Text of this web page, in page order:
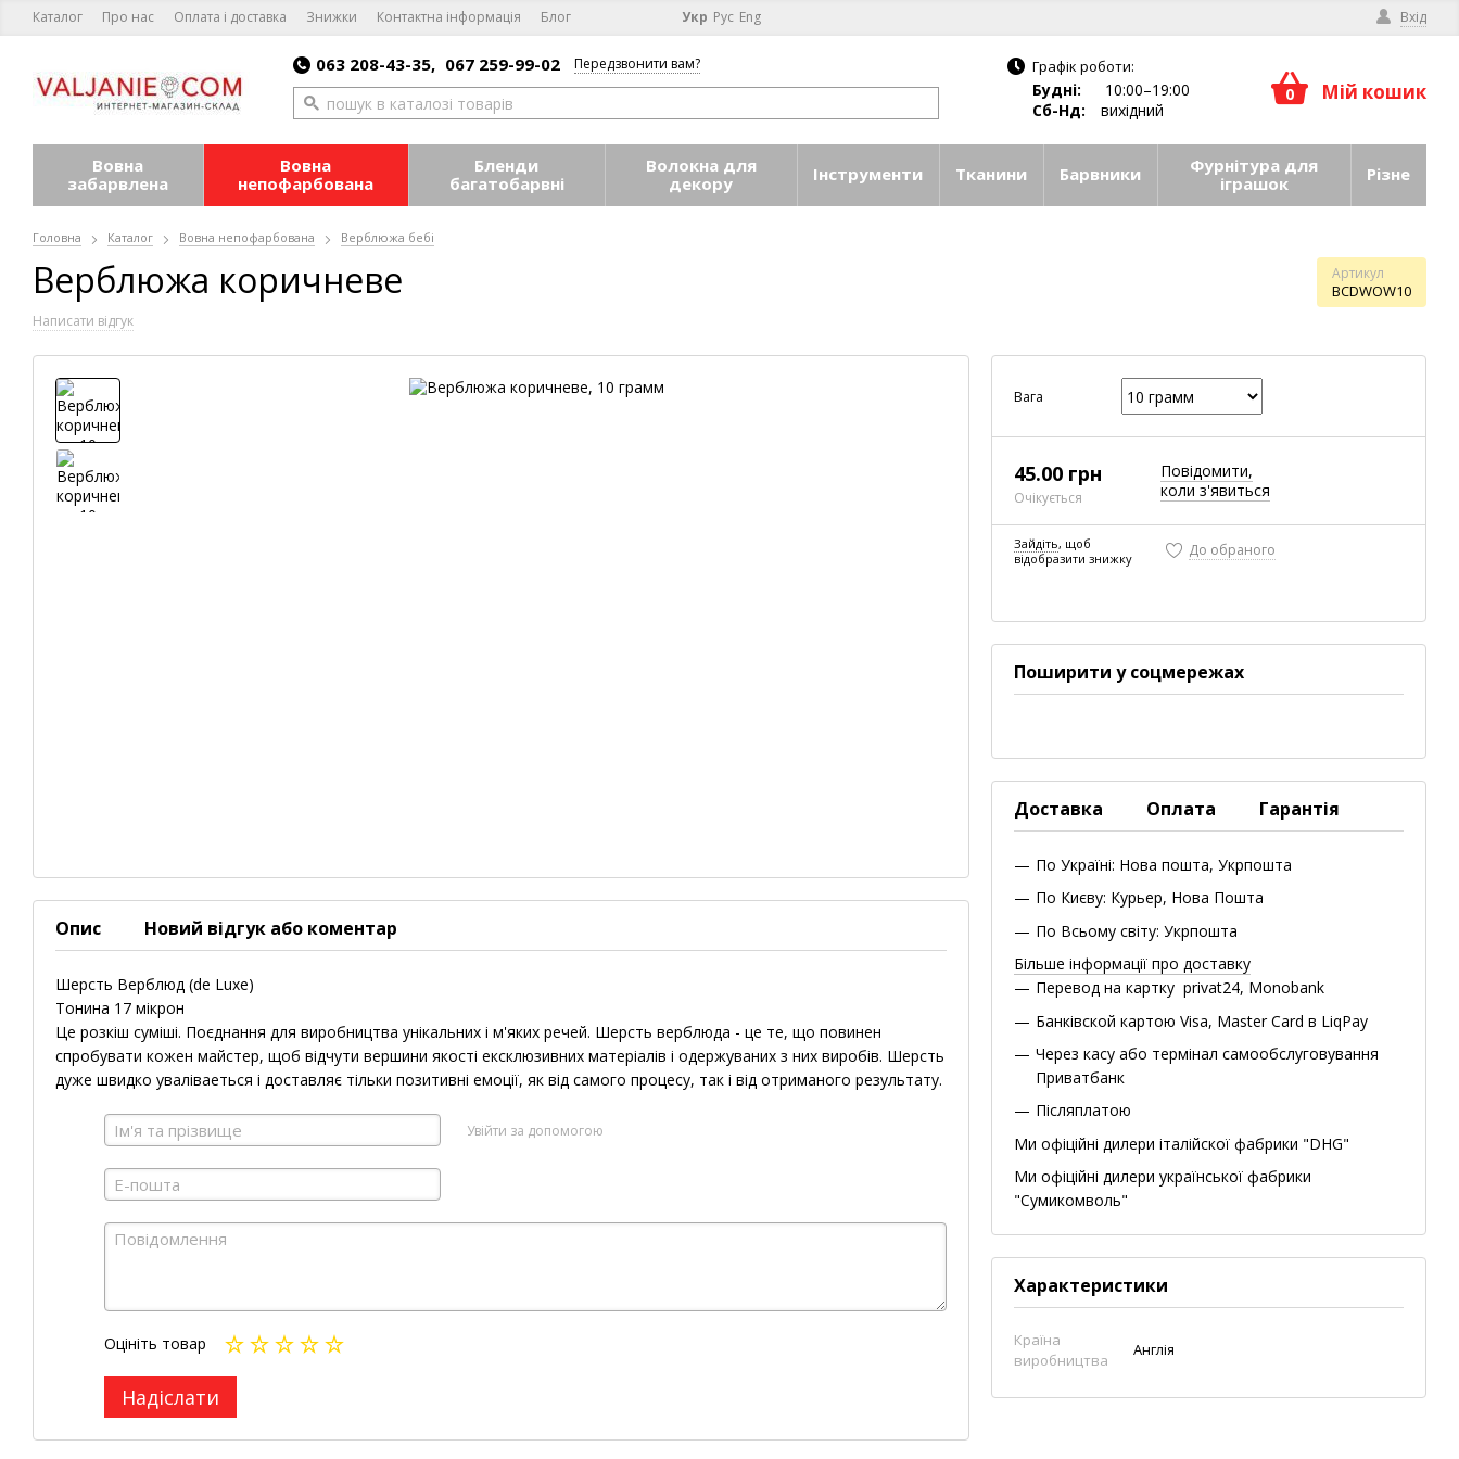
Каталог Про нас Оплата і доставка Знижки Контактна інформація Блог Вхід
Укр Рус Eng
063 208-43-35, 067 259-99-02 Передзвонити вам? Графік роботи:
Будні:
10:00–19:00
Сб-Нд:
вихідний
0 Мій кошик
Вовна
забарвлена
Вовна
непофарбована
Бленди
багатобарвні
Волокна для
декору
Інструменти Тканини Барвники
Фурнітура для
іграшок
Різне
Головна Каталог Вовна непофарбована Верблюжа бебі
Верблюжа коричневе Артикул
BCDWOW10
Написати відгук
Опис Новий відгук або коментар
Шерсть Верблюд (de Luxe)
Тонина 17 мікрон
Це розкіш суміші. Поєднання для виробництва унікальних і м'яких речей. Шерсть верблюда - це те, що повинен
спробувати кожен майстер, щоб відчути вершини якості ексклюзивних матеріалів і одержуваних з них виробів. Шерсть
дуже швидко уваліваеться і доставляє тільки позитивні емоції, як від самого процесу, так і від отриманого результату.
Увійти за допомогою
Оцініть товар
Надіслати
Вага
45.00 грн
Очікується
Повідомити,
коли з'явиться
Зайдіть, щоб
відобразити знижку
До обраного
Поширити у соцмережах
Доставка Оплата Гарантія
По Україні: Нова пошта, Укрпошта
По Києву: Курьер, Нова Пошта
По Всьому світу: Укрпошта
Більше інформації про доставку
Перевод на картку privat24, Monobank
Банківской картою Visa, Master Card в LiqPay
Через касу або термінал самообслуговування
Приватбанк
Післяплатою
Ми офіційні дилери італійскої фабрики "DHG"
Ми офіційні дилери української фабрики
"Сумикомволь"
Характеристики
Країна
виробництва
Англія